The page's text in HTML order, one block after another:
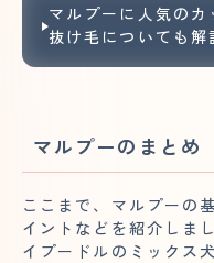
マルプーに人気の
抜け毛についても解
マルプーのまとめ
ここまで、マルプーの
イントなどを紹介しま
イプードルのミックス